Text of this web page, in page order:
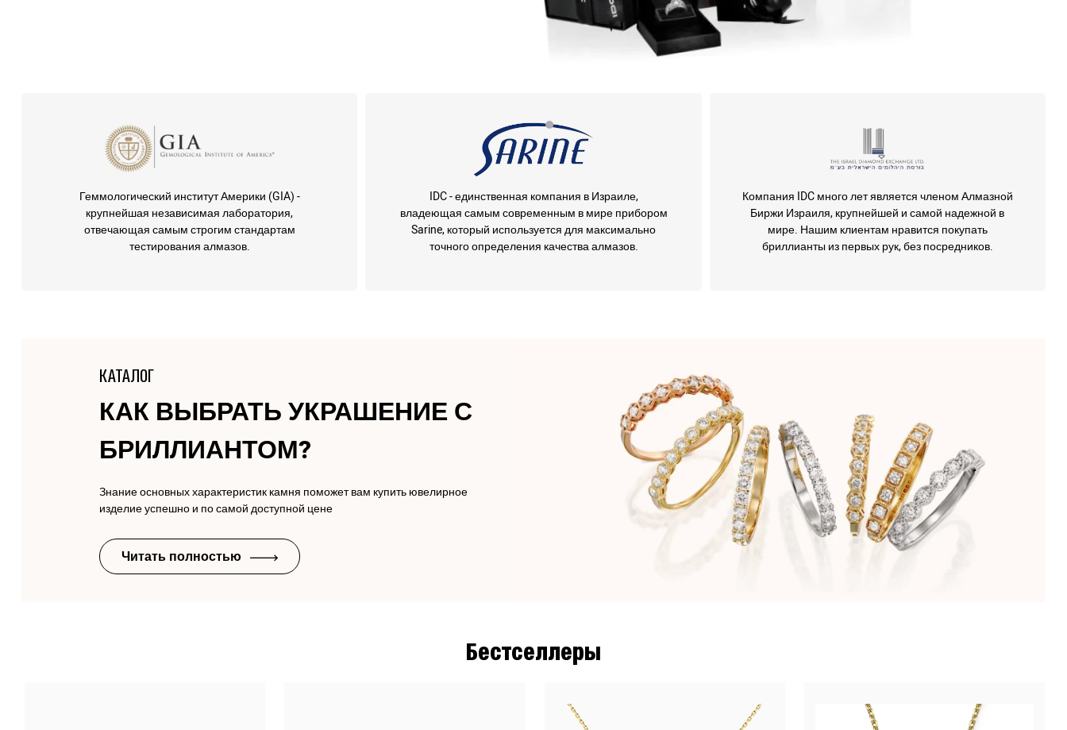
Геммологический институт Америки (GIA) -
крупнейшая независимая лаборатория,
отвечающая самым строгим стандартам
тестирования алмазов.
IDC - единственная компания в Израиле,
владеющая самым современным в мире прибором
Sarine, который используется для максимально
точного определения качества алмазов.
Компания IDC много лет является членом Алмазной
Биржи Израиля, крупнейшей и самой надежной в
мире. Нашим клиентам нравится покупать
бриллианты из первых рук, без посредников.
КАТАЛОГ
КАК ВЫБРАТЬ УКРАШЕНИЕ С
БРИЛЛИАНТОМ?
Знание основных характеристик камня поможет вам купить ювелирное
изделие успешно и по самой доступной цене
Читать полностью
Бестселлеры